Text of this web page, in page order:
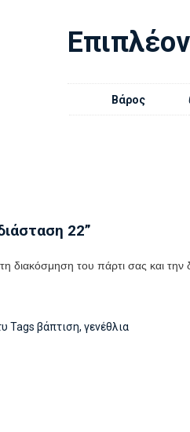
Βάρος
22”
τη διακόσμηση του πάρτι σας και
Tags βάπτιση, γενέθλια